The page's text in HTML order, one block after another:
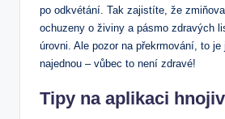
po odkvétání. Tak zajistíte, že
ochuzeny ⁣o živiny a pásmo zdravých
úrovni. Ale pozor na překrmování, to
najednou – vůbec to není zdravé!
Tipy na aplikaci